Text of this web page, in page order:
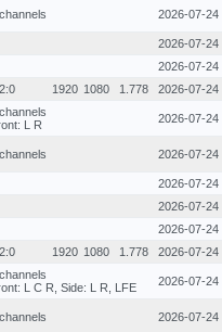
2026-07-24
2026-07-24
2026-07-24
1920 1080 1.778 2026-07-24
L R
2026-07-24
2026-07-24
2026-07-24
2026-07-24
2026-07-24
1920 1080 1.778 2026-07-24
L C R, Side: L R, LFE
2026-07-24
2026-07-24